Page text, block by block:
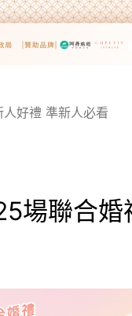
好禮 準新人必看
場聯合